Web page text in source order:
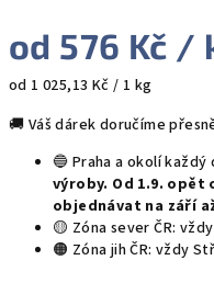
od 576 Kč /
Měrná
od 1 025,13 Kč / 1 kg
🚚 Váš dárek doručíme
🔵 Praha a okolí každý
výroby. Od 1.9.
objednávat na září
🟡 Zóna sever ČR:
🟠 Zóna jih ČR: vždy